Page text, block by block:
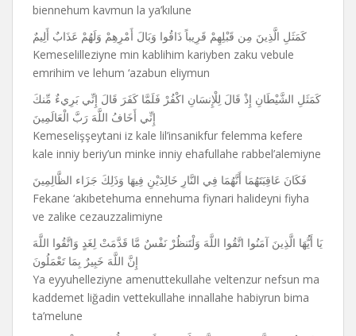
biennehum kavmun la ya’kılune
كَمَثَلِ الَّذِينَ مِن قَبْلِهِمْ قَرِيباً ذَاقُوا وَبَالَ أَمْرِهِمْ وَلَهُمْ عَذَابٌ أَلِيمٌ
Kemeselilleziyne min kablihim kariyben zaku vebule
emrihim ve lehum ‘azabun eliymun
كَمَثَلِ الشَّيْطَانِ إِذْ قَالَ لِلْإِنسَانِ اكْفُرْ فَلَمَّا كَفَرَ قَالَ إِنِّي بَرِيءٌ مِّنكَ
إِنِّي أَخَافُ اللَّهَ رَبَّ الْعَالَمِينَ
Kemeselişşeytani iz kale lil’insanikfur felemma kefere
kale inniy beriy’un minke inniy ehafullahe rabbel’alemiyne
فَكَانَ عَاقِبَتَهُمَا أَنَّهُمَا فِي النَّارِ خَالِدَيْنِ فِيهَا وَذَلِكَ جَزَاء الظَّالِمِينَ
Fekane ‘akıbetehuma ennehuma fiynari halideyni fiyha
ve zalike cezauzzalimiyne
يَا أَيُّهَا الَّذِينَ آمَنُوا اتَّقُوا اللَّهَ وَلْتَنظُرْ نَفْسٌ مَّا قَدَّمَتْ لِغَدٍ وَاتَّقُوا اللَّهَ
إِنَّ اللَّهَ خَبِيرٌ بِمَا تَعْمَلُونَ
Ya eyyuhelleziyne amenuttekullahe veltenzur nefsun ma
kaddemet liğadin vettekullahe innallahe habiyrun bima
ta’melune